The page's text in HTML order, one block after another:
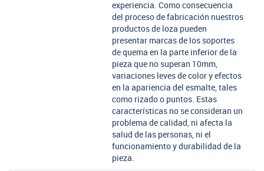
experiencia. Como consecuencia
del proceso de fabricación nuestros
productos de loza pueden
presentar marcas de los soportes
de quema en la parte inferior de la
pieza que no superan 10mm,
variaciones leves de color y efectos
en la apariencia del esmalte, tales
como rizado o puntos. Estas
características no se consideran un
problema de calidad, ni afecta la
salud de las personas, ni el
funcionamiento y durabilidad de la
pieza.